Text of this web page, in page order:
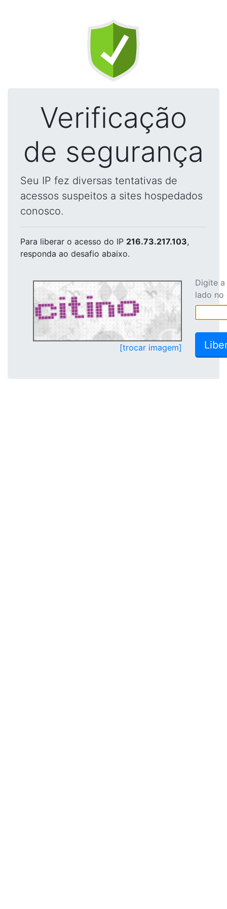
Verificação
de segurança
Seu IP fez diversas tentativas de
acessos suspeitos a sites hospedados
conosco.
Para liberar o acesso do IP 216.73.217.103,
responda ao desafio abaixo.
[trocar imagem]
Digite
lado no